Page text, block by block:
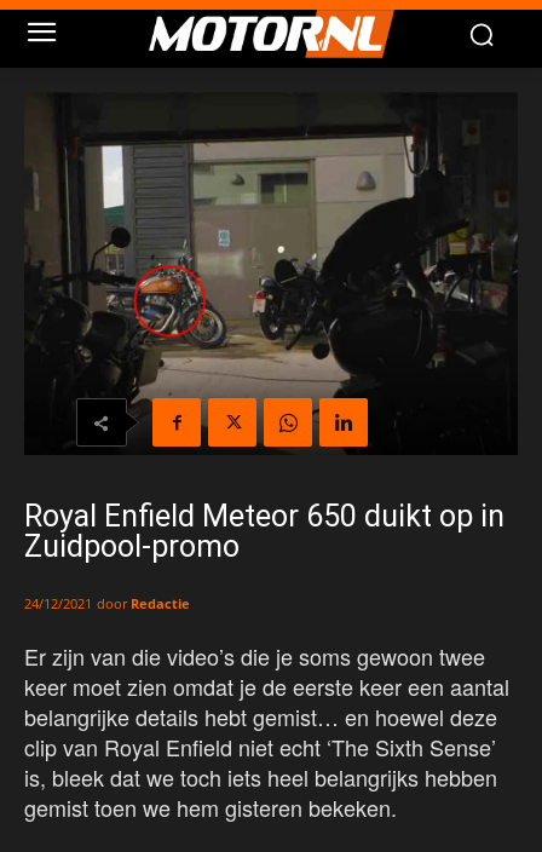
Royal Enfield Meteor 650 duikt op in
Zuidpool-promo
24/12/2021 door Redactie
Er zijn van die video’s die je soms gewoon twee
keer moet zien omdat je de eerste keer een aantal
belangrijke details hebt gemist… en hoewel deze
clip van Royal Enfield niet echt ‘The Sixth Sense’
is, bleek dat we toch iets heel belangrijks hebben
gemist toen we hem gisteren bekeken.